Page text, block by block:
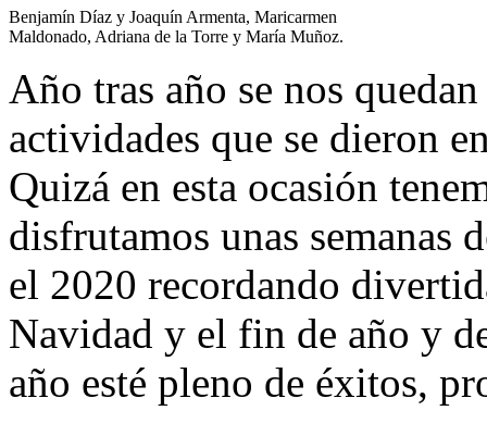
Benjamín Díaz y Joaquín Armenta, Maricarmen
Maldonado, Adriana de la Torre y María Muñoz.
Año tras año se nos
actividades que se dieron
Quizá en esta ocasión
disfrutamos unas semanas
el 2020 recordando
Navidad y el fin de año y
año esté pleno de éxitos,